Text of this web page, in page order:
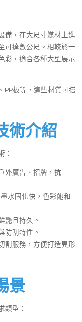
備，在大尺寸媒材上進
可達數公尺。相較於一
彩，適合各種大型展示
PP板等，這些材質可搭
術介紹
：
外廣告、招牌，抗
水固化快，色彩飽和
艷且持久。
防刮特性。
割服務，方便打造異形
景
類型：